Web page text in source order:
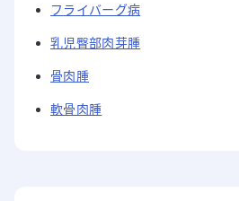
フライバーグ病
乳児臀部肉芽腫
骨肉腫
軟骨肉腫